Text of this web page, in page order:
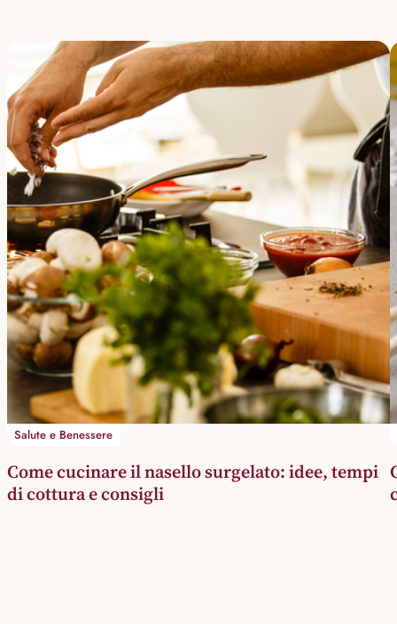
Salute e Benessere
Come cucinare il nasello surgelato: idee, tempi
di cottura e consigli